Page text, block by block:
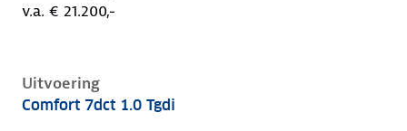
v.a. € 21.200,-
Uitvoering
Hyundai I20 iii-1e-facelift, 1.0 tgdi, 66 kW, Benzine, 5
Comfort 7dct 1.0 Tgdi